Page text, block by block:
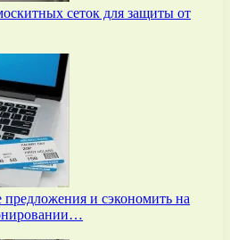
сеток для защиты от
и сэкономить на